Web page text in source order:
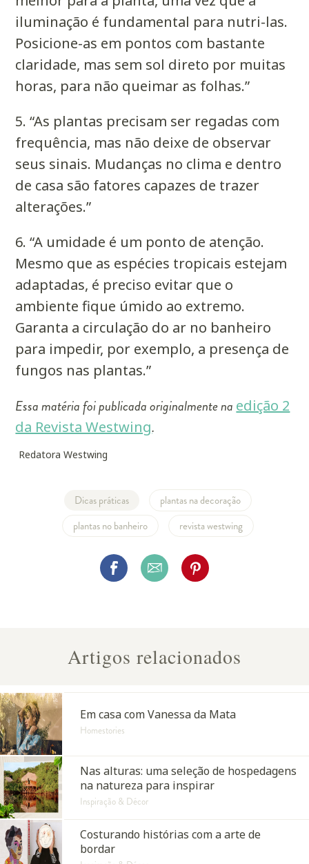
iluminação é fundamental para nutri-las.
Posicione-as em pontos com bastante
claridade, mas sem sol direto por muitas
horas, para não queimar as folhas.”
5. “As plantas precisam ser regadas com
frequência, mas não deixe de observar
seus sinais. Mudanças no clima e dentro
de casa são fatores capazes de trazer
alterações.”
6. “A umidade é um ponto de atenção.
Mesmo que as espécies tropicais estejam
adaptadas, é preciso evitar que o
ambiente fique úmido ao extremo.
Garanta a circulação do ar no banheiro
para impedir, por exemplo, a presença de
fungos nas plantas.”
Essa matéria foi publicada originalmente naedição 2
da Revista Westwing.
Redatora Westwing
Dicas práticas
plantas na decoração
plantas no banheiro
revista westwing
Artigos relacionados
Em casa com Vanessa da Mata
Homestories
Nas alturas: uma seleção de hospedagens
na natureza para inspirar
Inspiração & Décor
Costurando histórias com a arte de
bordar